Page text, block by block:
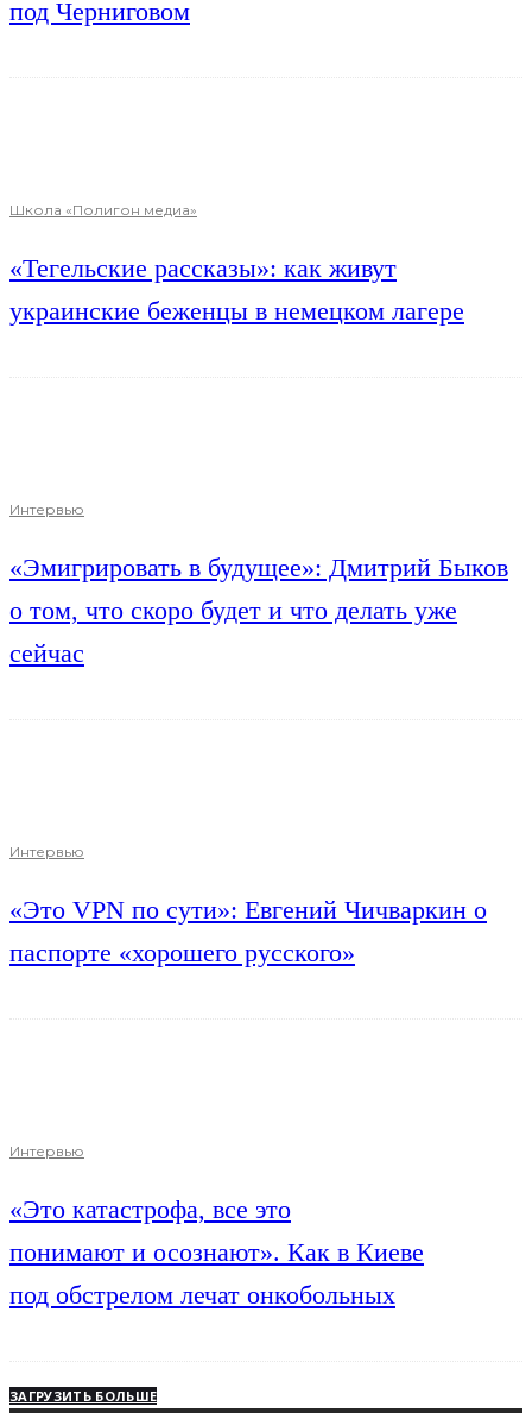
под Черниговом
Школа «Полигон медиа»
«Тегельские рассказы»: как живут
украинские беженцы в немецком лагере
Интервью
«Эмигрировать в будущее»: Дмитрий Быков
о том, что скоро будет и что делать уже
сейчас
Интервью
«Это VPN по сути»: Евгений Чичваркин о
паспорте «хорошего русского»
Интервью
«Это катастрофа, все это
понимают и осознают». Как в Киеве
под обстрелом лечат онкобольных
ЗАГРУЗИТЬ БОЛЬШЕ